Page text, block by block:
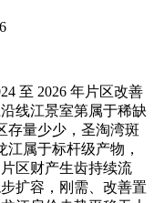
至 2026 年片区改善
线江景室第属于稀缺
存量少少，圣淘湾斑
属于标杆级产物，
区财产生齿持续流
扩容，刚需、改善置